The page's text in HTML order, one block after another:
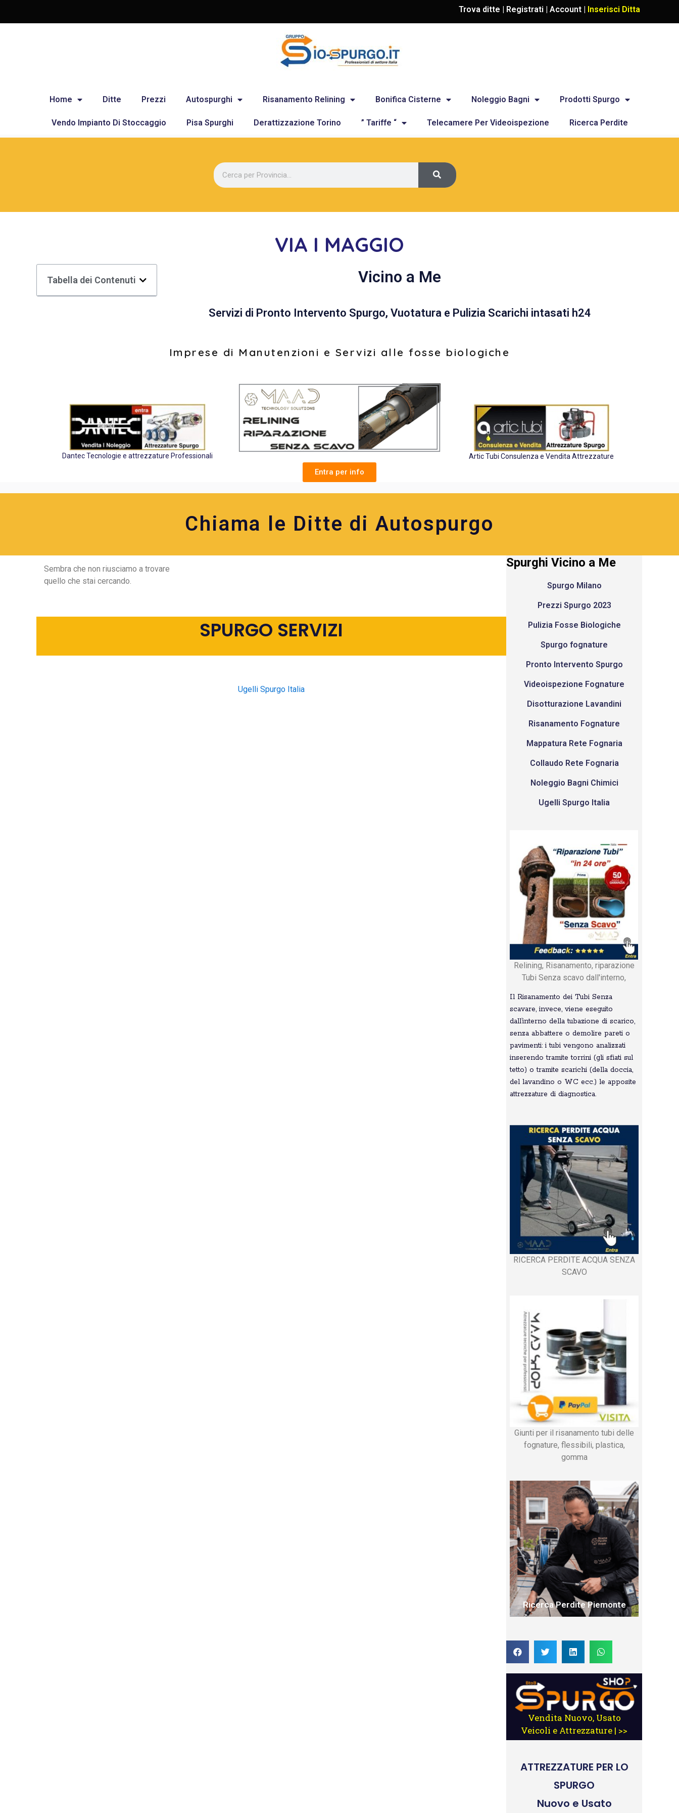
Trova ditte | Registrati | Account | Inserisci Ditta
Home Ditte Prezzi Autospurghi Risanamento Relining Bonifica Cisterne Noleggio Bagni Prodotti Spurgo
Vendo Impianto Di Stoccaggio Pisa Spurghi Derattizzazione Torino ” Tariffe “ Telecamere Per Videoispezione Ricerca Perdite
VIA I MAGGIO
Tabella dei Contenuti Vicino a Me
Servizi di Pronto Intervento Spurgo, Vuotatura e Pulizia Scarichi intasati h24
Imprese di Manutenzioni e Servizi alle fosse biologiche
Dantec Tecnologie e attrezzature Professionali
Entra per info
Artic Tubi Consulenza e Vendita Attrezzature
Chiama le Ditte di Autospurgo
Sembra che non riusciamo a trovare
quello che stai cercando.
SPURGO SERVIZI
Ugelli Spurgo Italia
Spurghi Vicino a Me
Spurgo Milano
Prezzi Spurgo 2023
Pulizia Fosse Biologiche
Spurgo fognature
Pronto Intervento Spurgo
Videoispezione Fognature
Disotturazione Lavandini
Risanamento Fognature
Mappatura Rete Fognaria
Collaudo Rete Fognaria
Noleggio Bagni Chimici
Ugelli Spurgo Italia
Relining, Risanamento, riparazione
Tubi Senza scavo dall'interno,
Il Risanamento dei Tubi Senza
scavare, invece, viene eseguito
dall’interno della tubazione di scarico,
senza abbattere o demolire pareti o
pavimenti: i tubi vengono analizzati
inserendo tramite torrini (gli sfiati sul
tetto) o tramite scarichi (della doccia,
del lavandino o WC ecc.) le apposite
attrezzature di diagnostica.
RICERCA PERDITE ACQUA SENZA
SCAVO
Giunti per il risanamento tubi delle
fognature, flessibili, plastica,
gomma
Ricerca Perdite Piemonte
Vendita Nuovo, Usato
Veicoli e Attrezzature | >>
ATTREZZATURE PER LO
SPURGO
Nuovo e Usato